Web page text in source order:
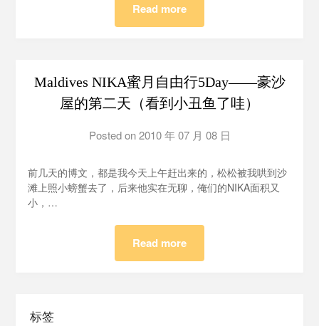
Read more
Maldives NIKA蜜月自由行5Day——豪沙
屋的第二天（看到小丑鱼了哇）
Posted on2010 年 07 月 08 日
泡
BH1AIR
前几天的博文，都是我今天上午赶出来的，松松被我哄到沙
滩上照小螃蟹去了，后来他实在无聊，俺们的NIKA面积又
小，…
Read more
标签